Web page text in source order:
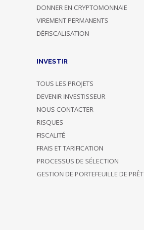
DONNER EN CRYPTOMONNAIE
VIREMENT PERMANENTS
DÉFISCALISATION
INVESTIR
TOUS LES PROJETS
DEVENIR INVESTISSEUR
NOUS CONTACTER
RISQUES
FISCALITÉ
FRAIS ET TARIFICATION
PROCESSUS DE SÉLECTION
GESTION DE PORTEFEUILLE DE PRÊT